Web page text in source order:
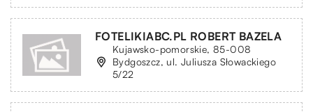
FOTELIKIABC.PL ROBERT BAZELA
Kujawsko-pomorskie, 85-008
Bydgoszcz, ul. Juliusza Słowackiego
5/22